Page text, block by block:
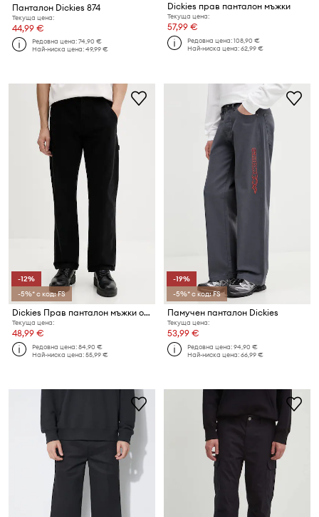
Панталон Dickies 874
Текуща цена:
44,99 €
Редовна цена:74,90 €
Най-ниска цена:49,99 €
Dickies прав панталон мъжки
Текуща цена:
57,99 €
Редовна цена:108,90 €
Най-ниска цена:62,99 €
-12%
-5%* с код: FS
Dickies Прав панталон мъжки от памук
Текуща цена:
48,99 €
Редовна цена:84,90 €
Най-ниска цена:55,99 €
-19%
-5%* с код: FS
Памучен панталон Dickies
Текуща цена:
53,99 €
Редовна цена:94,90 €
Най-ниска цена:66,99 €